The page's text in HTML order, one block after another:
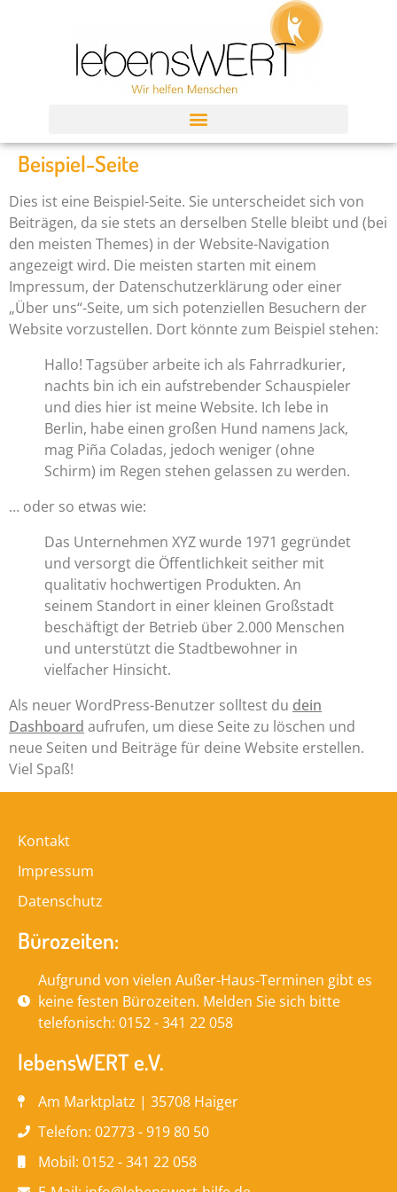
Beispiel-Seite
Dies ist eine Beispiel-Seite. Sie unterscheidet sich von
Beiträgen, da sie stets an derselben Stelle bleibt und (bei
den meisten Themes) in der Website-Navigation
angezeigt wird. Die meisten starten mit einem
Impressum, der Datenschutzerklärung oder einer
„Über uns“-Seite, um sich potenziellen Besuchern der
Website vorzustellen. Dort könnte zum Beispiel stehen:
Hallo! Tagsüber arbeite ich als Fahrradkurier,
nachts bin ich ein aufstrebender Schauspieler
und dies hier ist meine Website. Ich lebe in
Berlin, habe einen großen Hund namens Jack,
mag Piña Coladas, jedoch weniger (ohne
Schirm) im Regen stehen gelassen zu werden.
… oder so etwas wie:
Das Unternehmen XYZ wurde 1971 gegründet
und versorgt die Öffentlichkeit seither mit
qualitativ hochwertigen Produkten. An
seinem Standort in einer kleinen Großstadt
beschäftigt der Betrieb über 2.000 Menschen
und unterstützt die Stadtbewohner in
vielfacher Hinsicht.
Als neuer WordPress-Benutzer solltest du dein
Dashboard aufrufen, um diese Seite zu löschen und
neue Seiten und Beiträge für deine Website erstellen.
Viel Spaß!
Kontakt
Impressum
Datenschutz
Bürozeiten:
Aufgrund von vielen Außer-Haus-Terminen gibt es
keine festen Bürozeiten. Melden Sie sich bitte
telefonisch: 0152 - 341 22 058
lebensWERT e.V.
Am Marktplatz | 35708 Haiger
Telefon: 02773 - 919 80 50
Mobil: 0152 - 341 22 058